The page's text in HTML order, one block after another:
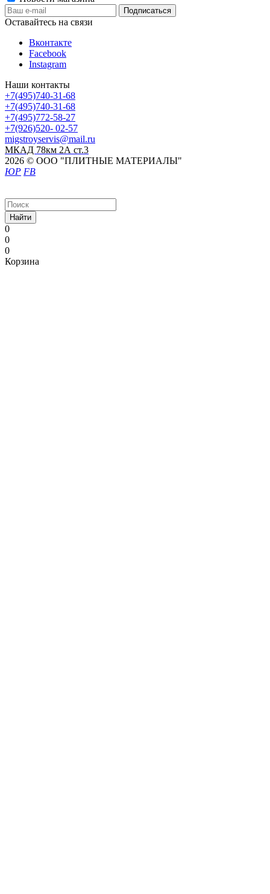
Оставайтесь на связи
Вконтакте
Facebook
Instagram
Наши контакты
+7(495)740-31-68
+7(495)740-31-68
+7(495)772-58-27
+7(926)520- 02-57
migstroyservis@mail.ru
МКАД 78км 2А ст.3
2026 © ООО "ПЛИТНЫЕ МАТЕРИАЛЫ"
ЮР FB
Найти
0
0
0
Корзина